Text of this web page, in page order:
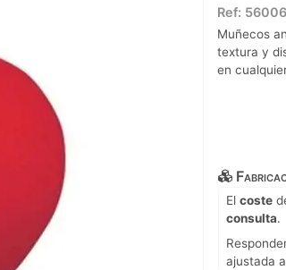
Ref: 56006
Muñecos
textura y
en
El coste
consulta.
ajustada